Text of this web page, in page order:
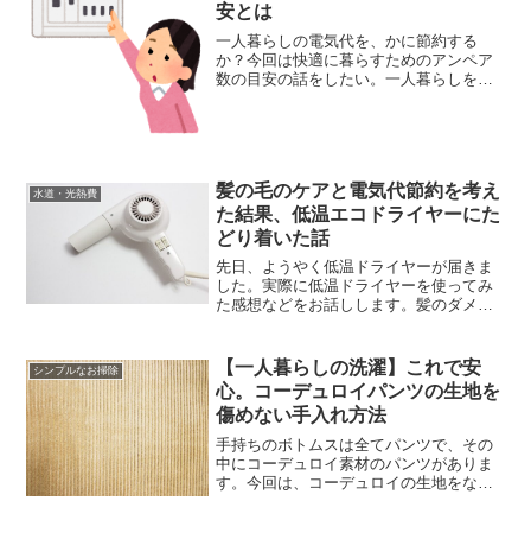
安とは
一人暮らしの電気代を、かに節約する
か？今回は快適に暮らすためのアンペア
数の目安の話をしたい。一人暮らしを始
水道・光熱費
髪の毛のケアと電気代節約を考え
た結果、低温エコドライヤーにた
どり着いた話
先日、ようやく低温ドライヤーが届きま
した。実際に低温ドライヤーを使ってみ
た感想などをお話しします。髪のダメー
暮らしを考えたとき、悩んだことの1つが
「髪をどう乾かすか」と...
シンプルなお掃除
【一人暮らしの洗濯】これで安
心。コーデュロイパンツの生地を
傷めない手入れ方法
手持ちのボトムスは全てパンツで、その
中にコーデュロイ素材のパンツがありま
す。今回は、コーデュロイの生地をなる